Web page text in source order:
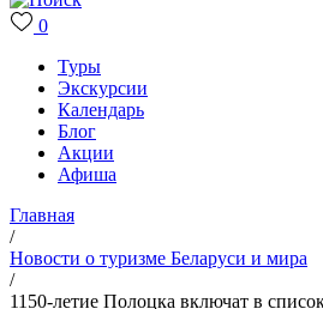
0
Туры
Экскурсии
Календарь
Блог
Акции
Афиша
Главная
/
Новости о туризме Беларуси и мира
/
1150-летие Полоцка включат в